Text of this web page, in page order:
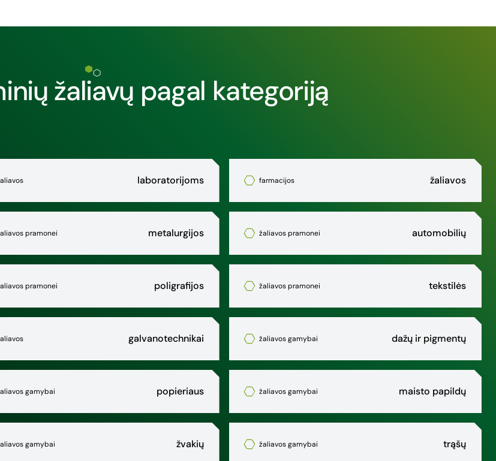
žaliavų pagal kategoriją
laboratorijoms farmacijos žaliavos
pramonei metalurgijos žaliavos pramonei automobilių
pramonei poligrafijos žaliavos pramonei tekstilės
galvanotechnikai žaliavos gamybai dažų ir pigmentų
gamybai popieriaus žaliavos gamybai maisto papildų
gamybai žvakių žaliavos gamybai trąšų